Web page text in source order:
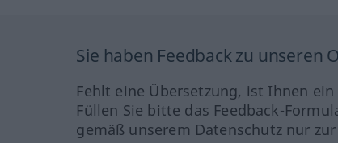
Sie haben Feedback zu unseren
Fehlt eine Übersetzung, ist Ihnen
Füllen Sie bitte das Feedback-
gemäß unserem Datenschutz nur